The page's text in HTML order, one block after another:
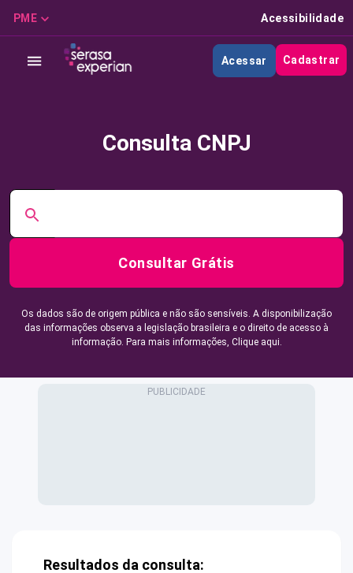
PME Acessibilidade
Acessar Cadastrar
Consulta CNPJ
Consultar Grátis
Os dados são de origem pública e não são sensíveis. A disponibilização
das informações observa a legislação brasileira e o direito de acesso à
informação. Para mais informações, Clique aqui.
Resultados da consulta: